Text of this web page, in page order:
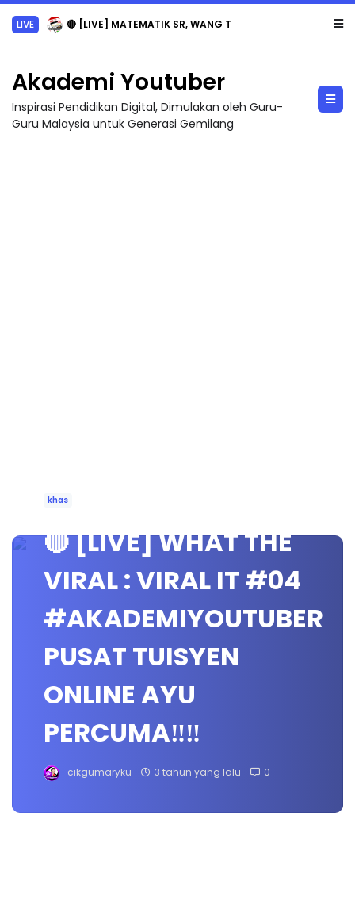
LIVE 🔴 [LIVE] MATEMATIK SR, WANG TAHUN 6 OLEH CIKGU ANITA #ALLINONE #141 #...
Akademi Youtuber
Inspirasi Pendidikan Digital, Dimulakan oleh Guru-
Guru Malaysia untuk Generasi Gemilang
khas
🔴 [LIVE] WHAT THE
VIRAL : VIRAL IT #04
#AKADEMIYOUTUBER
PUSAT TUISYEN
ONLINE AYU
PERCUMA‼️‼️
cikgumaryku 3 tahun yang lalu 0